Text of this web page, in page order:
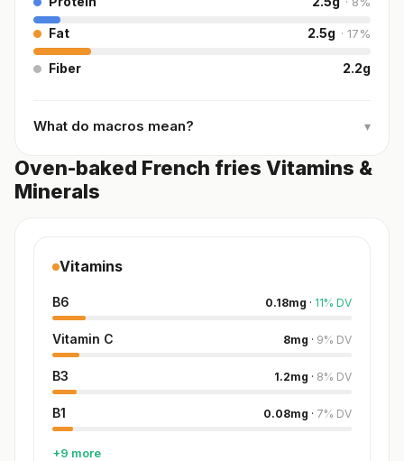
Fat 2.5g · 17%
Fiber 2.2g
What do macros mean? ▾
Oven-baked French fries Vitamins &
Minerals
Vitamins
B6 0.18mg · 11% DV
Vitamin C 8mg · 9% DV
B3 1.2mg · 8% DV
B1 0.08mg · 7% DV
+9 more